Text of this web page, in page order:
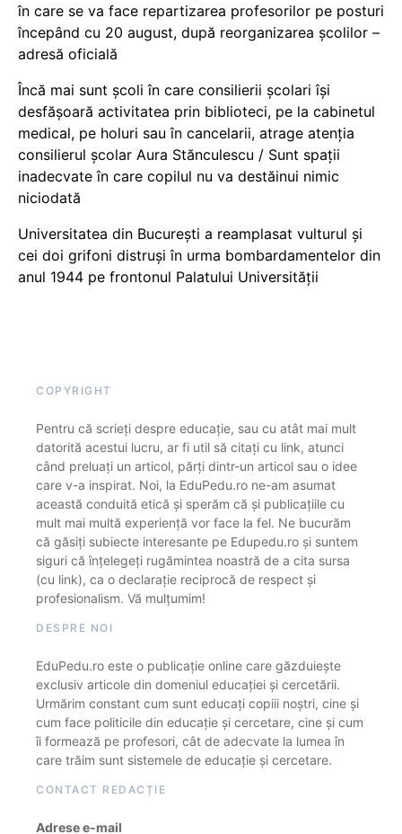
în care se va face repartizarea profesorilor pe posturi
începând cu 20 august, după reorganizarea școlilor –
adresă oficială
Încă mai sunt școli în care consilierii școlari își
desfășoară activitatea prin biblioteci, pe la cabinetul
medical, pe holuri sau în cancelarii, atrage atenția
consilierul școlar Aura Stănculescu / Sunt spații
inadecvate în care copilul nu va destăinui nimic
niciodată
Universitatea din București a reamplasat vulturul și
cei doi grifoni distruși în urma bombardamentelor din
anul 1944 pe frontonul Palatului Universității
COPYRIGHT
Pentru că scrieți despre educație, sau cu atât mai mult
datorită acestui lucru, ar fi util să citați cu link, atunci
când preluați un articol, părți dintr-un articol sau o idee
care v-a inspirat. Noi, la EduPedu.ro ne-am asumat
această conduită etică și sperăm că și publicațiile cu
mult mai multă experiență vor face la fel. Ne bucurăm
că găsiți subiecte interesante pe Edupedu.ro și suntem
siguri că înțelegeți rugămintea noastră de a cita sursa
(cu link), ca o declarație reciprocă de respect și
profesionalism. Vă mulțumim!
DESPRE NOI
EduPedu.ro este o publicație online care găzduiește
exclusiv articole din domeniul educației și cercetării.
Urmărim constant cum sunt educați copiii noștri, cine și
cum face politicile din educație și cercetare, cine și cum
îi formează pe profesori, cât de adecvate la lumea în
care trăim sunt sistemele de educație și cercetare.
CONTACT REDACȚIE
Adrese e-mail